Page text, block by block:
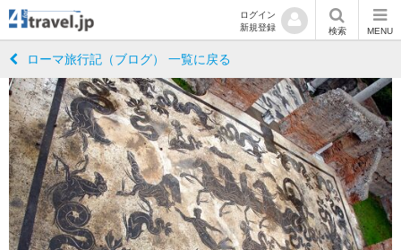
ログイン
新規登録
検索 MENU
ローマ旅行記（ブログ） 一覧に戻る